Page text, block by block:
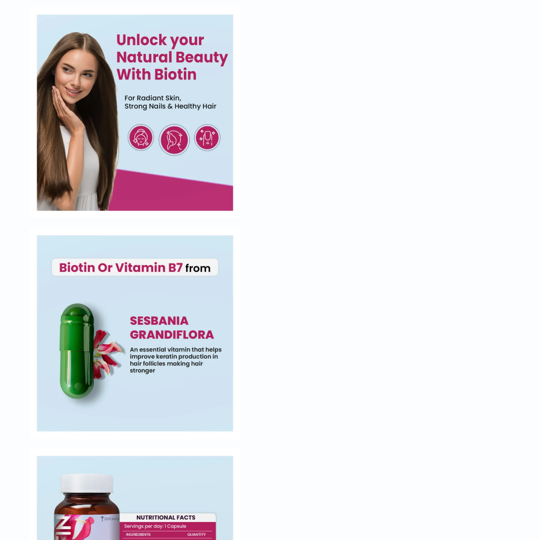
العظام
المخ
والذاكرة
صحة
القلب
دعم
مرضى
السكري
الكلى
والمسالك
البولية
الكبد
صحة
البروستاتا
فيتامين
فيتامين
أ
فيتامين
فيتامين
المعادن
المغنيسيوم
الحديد